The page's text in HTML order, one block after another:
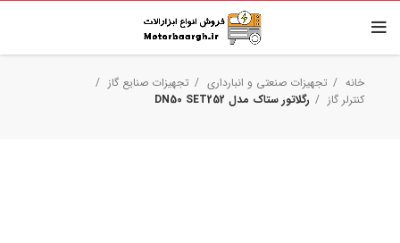
خانه تجهیزات صنعتی و انبارداری
تجهیزات صنایع گاز
کنترلر گاز
رگلاتور ستاک مدل DN50 SET252